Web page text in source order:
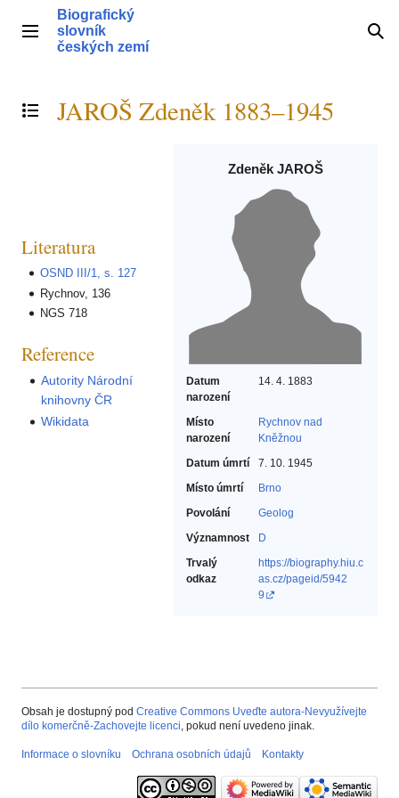
obsahHlavní menu
Biografický
slovník
českých zemí
Přepnout obsah
JAROŠ Zdeněk 1883–1945
Zdeněk JAROŠ
Datum
narození
14. 4. 1883
Místo
narození
Rychnov nad
Kněžnou
Datum úmrtí
7. 10. 1945
Místo úmrtí
Brno
Povolání
Geolog‎
Významnost
D
Trvalý
odkaz
https://biography.hiu.c
as.cz/pageid/5942
9
Literatura
OSND III/1, s. 127
Rychnov, 136
NGS 718
Reference
Autority Národní
knihovny ČR
Wikidata
Obsah je dostupný pod Creative Commons Uveďte autora-Nevyužívejte
dílo komerčně-Zachovejte licenci, pokud není uvedeno jinak.
Informace o slovníku Ochrana osobních údajů Kontakty